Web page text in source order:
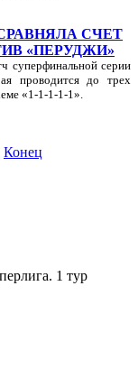
СЧЕТ
«ПЕРУДЖИ»
суперфинальной серии
проводится до трех
«1-1-1-1-1».
Конец
1 тур